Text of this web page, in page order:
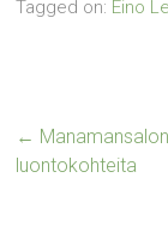
Tagged on: Eino
←
luontokohteita